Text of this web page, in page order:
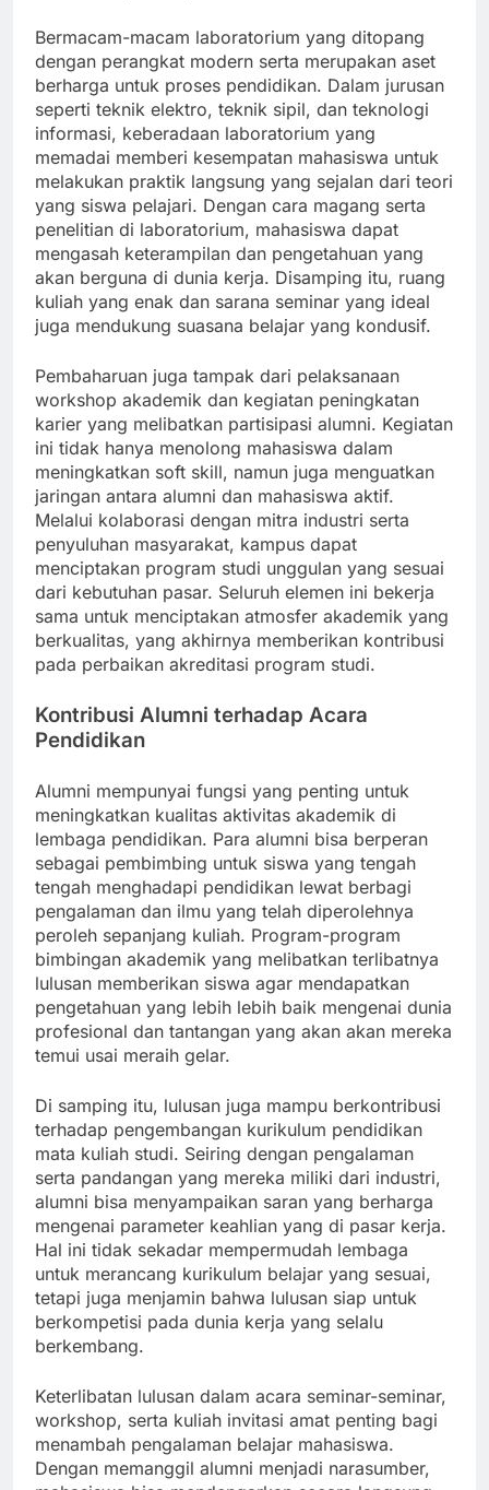
Bermacam-macam laboratorium yang ditopang
dengan perangkat modern serta merupakan aset
berharga untuk proses pendidikan. Dalam jurusan
seperti teknik elektro, teknik sipil, dan teknologi
informasi, keberadaan laboratorium yang
memadai memberi kesempatan mahasiswa untuk
melakukan praktik langsung yang sejalan dari teori
yang siswa pelajari. Dengan cara magang serta
penelitian di laboratorium, mahasiswa dapat
mengasah keterampilan dan pengetahuan yang
akan berguna di dunia kerja. Disamping itu, ruang
kuliah yang enak dan sarana seminar yang ideal
juga mendukung suasana belajar yang kondusif.
Pembaharuan juga tampak dari pelaksanaan
workshop akademik dan kegiatan peningkatan
karier yang melibatkan partisipasi alumni. Kegiatan
ini tidak hanya menolong mahasiswa dalam
meningkatkan soft skill, namun juga menguatkan
jaringan antara alumni dan mahasiswa aktif.
Melalui kolaborasi dengan mitra industri serta
penyuluhan masyarakat, kampus dapat
menciptakan program studi unggulan yang sesuai
dari kebutuhan pasar. Seluruh elemen ini bekerja
sama untuk menciptakan atmosfer akademik yang
berkualitas, yang akhirnya memberikan kontribusi
pada perbaikan akreditasi program studi.
Kontribusi Alumni terhadap Acara
Pendidikan
Alumni mempunyai fungsi yang penting untuk
meningkatkan kualitas aktivitas akademik di
lembaga pendidikan. Para alumni bisa berperan
sebagai pembimbing untuk siswa yang tengah
tengah menghadapi pendidikan lewat berbagi
pengalaman dan ilmu yang telah diperolehnya
peroleh sepanjang kuliah. Program-program
bimbingan akademik yang melibatkan terlibatnya
lulusan memberikan siswa agar mendapatkan
pengetahuan yang lebih lebih baik mengenai dunia
profesional dan tantangan yang akan akan mereka
temui usai meraih gelar.
Di samping itu, lulusan juga mampu berkontribusi
terhadap pengembangan kurikulum pendidikan
mata kuliah studi. Seiring dengan pengalaman
serta pandangan yang mereka miliki dari industri,
alumni bisa menyampaikan saran yang berharga
mengenai parameter keahlian yang di pasar kerja.
Hal ini tidak sekadar mempermudah lembaga
untuk merancang kurikulum belajar yang sesuai,
tetapi juga menjamin bahwa lulusan siap untuk
berkompetisi pada dunia kerja yang selalu
berkembang.
Keterlibatan lulusan dalam acara seminar-seminar,
workshop, serta kuliah invitasi amat penting bagi
menambah pengalaman belajar mahasiswa.
Dengan memanggil alumni menjadi narasumber,